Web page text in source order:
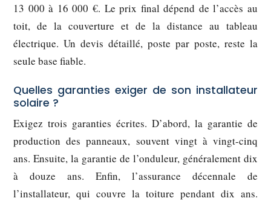
13 000 à 16 000 €. Le prix final dépend de l’accès au
toit, de la couverture et de la distance au tableau
électrique. Un devis détaillé, poste par poste, reste la
seule base fiable.
Quelles garanties exiger de son installateur
solaire ?
Exigez trois garanties écrites. D’abord, la garantie de
production des panneaux, souvent vingt à vingt-cinq
ans. Ensuite, la garantie de l’onduleur, généralement dix
à douze ans. Enfin, l’assurance décennale de
l’installateur, qui couvre la toiture pendant dix ans.